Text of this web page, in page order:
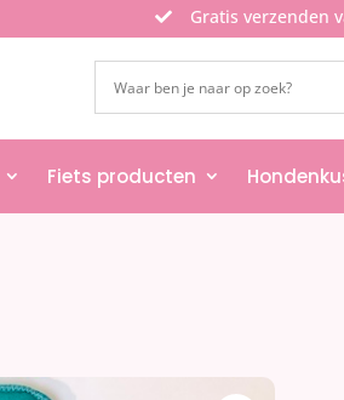
 Gratis verzenden
Fiets producten